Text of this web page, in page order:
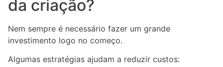
da criação?
Nem sempre é necessário fazer um grande
investimento logo no começo.
Algumas estratégias ajudam a reduzir custos: